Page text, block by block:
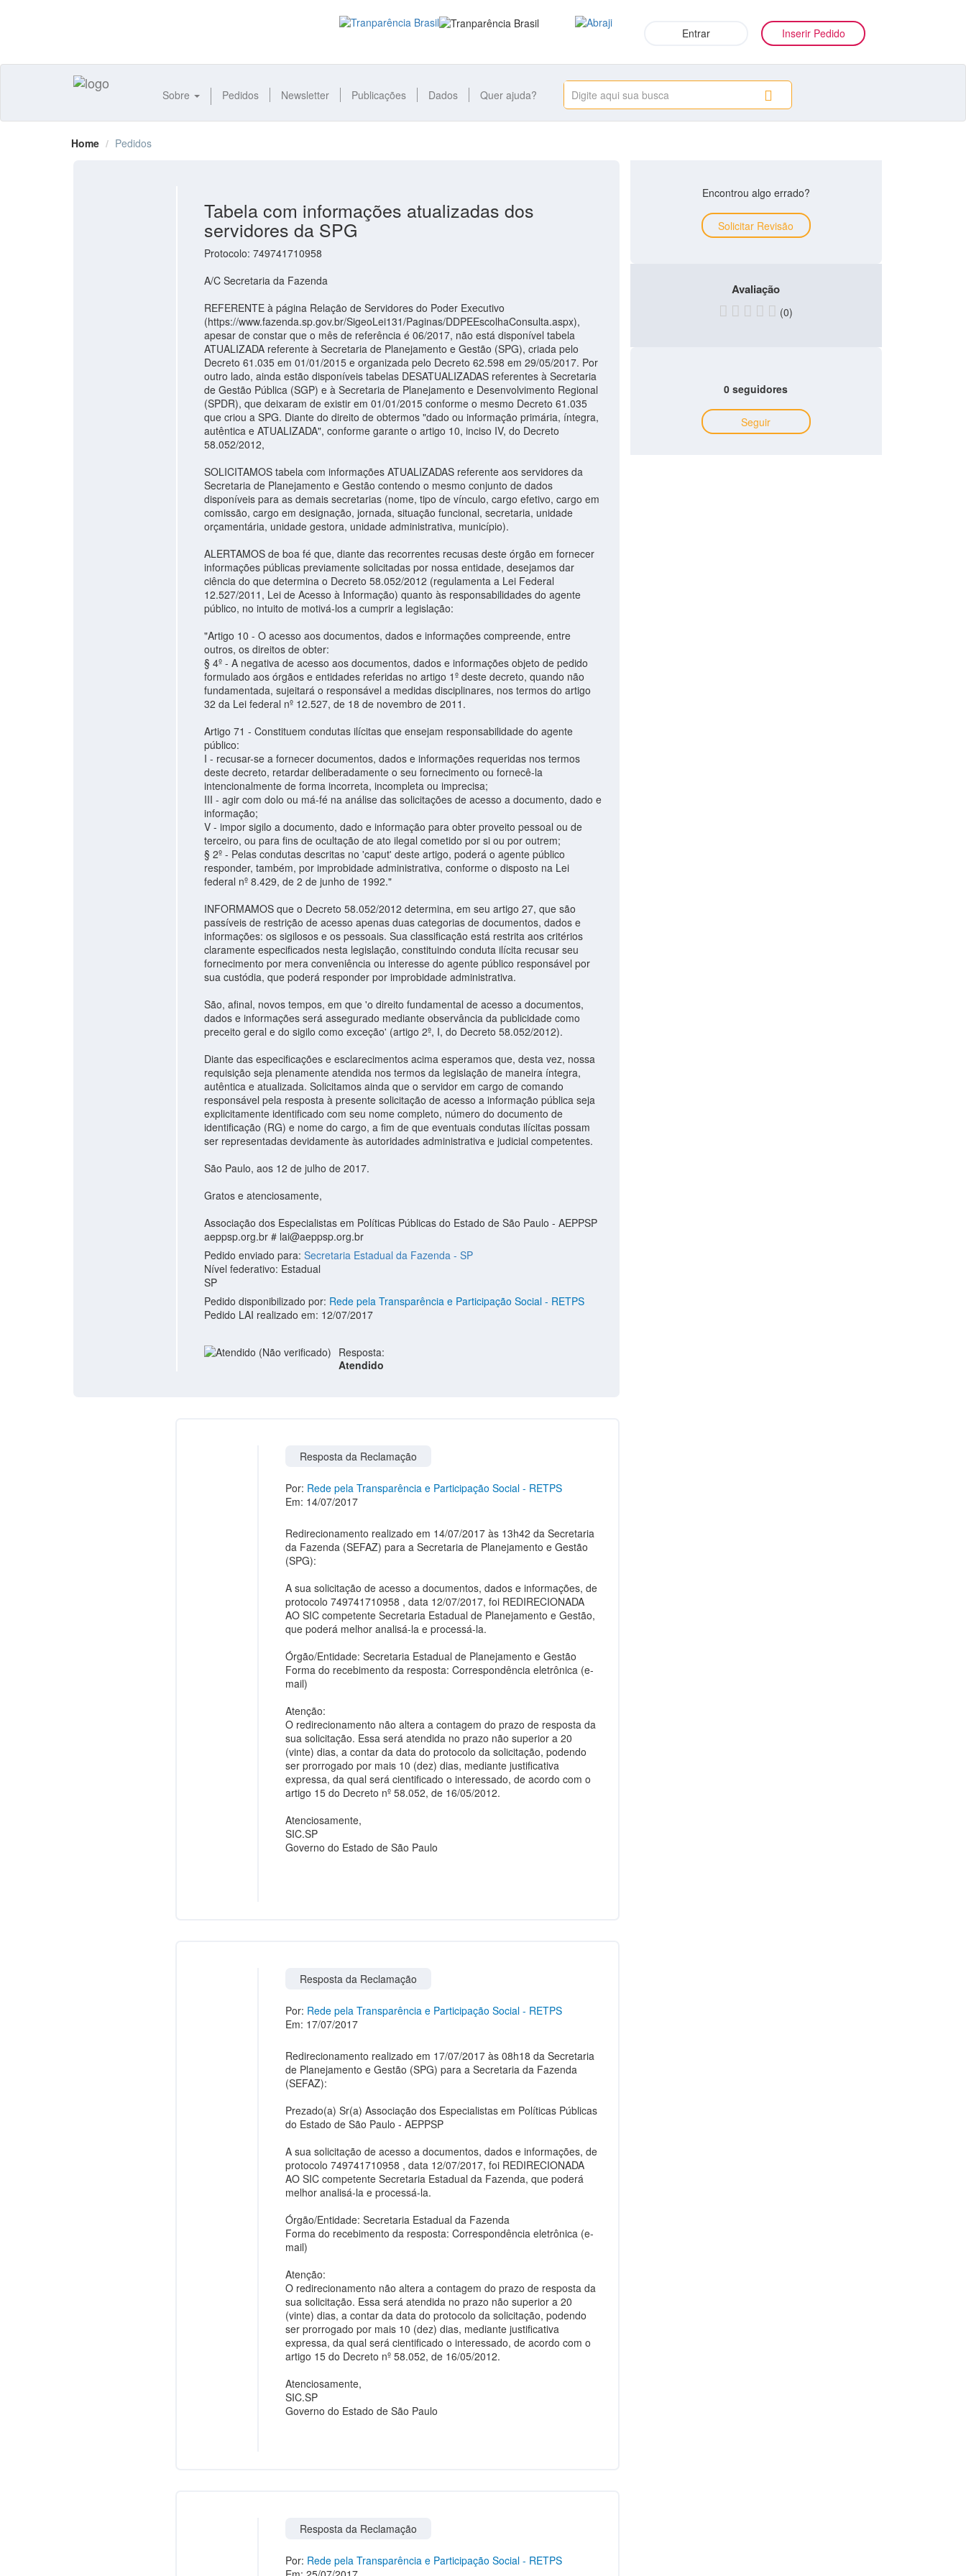
Entrar Inserir Pedido
Sobre Pedidos Newsletter Publicações Dados Quer ajuda?
Home Pedidos
Tabela com informações atualizadas dos
servidores da SPG
Protocolo: 749741710958
A/C Secretaria da Fazenda
REFERENTE à página Relação de Servidores do Poder Executivo
(https://www.fazenda.sp.gov.br/SigeoLei131/Paginas/DDPEEscolhaConsulta.aspx),
apesar de constar que o mês de referência é 06/2017, não está disponível tabela
ATUALIZADA referente à Secretaria de Planejamento e Gestão (SPG), criada pelo
Decreto 61.035 em 01/01/2015 e organizada pelo Decreto 62.598 em 29/05/2017. Por
outro lado, ainda estão disponíveis tabelas DESATUALIZADAS referentes à Secretaria
de Gestão Pública (SGP) e à Secretaria de Planejamento e Desenvolvimento Regional
(SPDR), que deixaram de existir em 01/01/2015 conforme o mesmo Decreto 61.035
que criou a SPG. Diante do direito de obtermos "dado ou informação primária, íntegra,
autêntica e ATUALIZADA", conforme garante o artigo 10, inciso IV, do Decreto
58.052/2012,
SOLICITAMOS tabela com informações ATUALIZADAS referente aos servidores da
Secretaria de Planejamento e Gestão contendo o mesmo conjunto de dados
disponíveis para as demais secretarias (nome, tipo de vínculo, cargo efetivo, cargo em
comissão, cargo em designação, jornada, situação funcional, secretaria, unidade
orçamentária, unidade gestora, unidade administrativa, município).
ALERTAMOS de boa fé que, diante das recorrentes recusas deste órgão em fornecer
informações públicas previamente solicitadas por nossa entidade, desejamos dar
ciência do que determina o Decreto 58.052/2012 (regulamenta a Lei Federal
12.527/2011, Lei de Acesso à Informação) quanto às responsabilidades do agente
público, no intuito de motivá-los a cumprir a legislação:
"Artigo 10 - O acesso aos documentos, dados e informações compreende, entre
outros, os direitos de obter:
§ 4º - A negativa de acesso aos documentos, dados e informações objeto de pedido
formulado aos órgãos e entidades referidas no artigo 1º deste decreto, quando não
fundamentada, sujeitará o responsável a medidas disciplinares, nos termos do artigo
32 da Lei federal nº 12.527, de 18 de novembro de 2011.
Artigo 71 - Constituem condutas ilícitas que ensejam responsabilidade do agente
público:
I - recusar-se a fornecer documentos, dados e informações requeridas nos termos
deste decreto, retardar deliberadamente o seu fornecimento ou fornecê-la
intencionalmente de forma incorreta, incompleta ou imprecisa;
III - agir com dolo ou má-fé na análise das solicitações de acesso a documento, dado e
informação;
V - impor sigilo a documento, dado e informação para obter proveito pessoal ou de
terceiro, ou para fins de ocultação de ato ilegal cometido por si ou por outrem;
§ 2º - Pelas condutas descritas no 'caput' deste artigo, poderá o agente público
responder, também, por improbidade administrativa, conforme o disposto na Lei
federal nº 8.429, de 2 de junho de 1992."
INFORMAMOS que o Decreto 58.052/2012 determina, em seu artigo 27, que são
passíveis de restrição de acesso apenas duas categorias de documentos, dados e
informações: os sigilosos e os pessoais. Sua classificação está restrita aos critérios
claramente especificados nesta legislação, constituindo conduta ilícita recusar seu
fornecimento por mera conveniência ou interesse do agente público responsável por
sua custódia, que poderá responder por improbidade administrativa.
São, afinal, novos tempos, em que 'o direito fundamental de acesso a documentos,
dados e informações será assegurado mediante observância da publicidade como
preceito geral e do sigilo como exceção' (artigo 2º, I, do Decreto 58.052/2012).
Diante das especificações e esclarecimentos acima esperamos que, desta vez, nossa
requisição seja plenamente atendida nos termos da legislação de maneira íntegra,
autêntica e atualizada. Solicitamos ainda que o servidor em cargo de comando
responsável pela resposta à presente solicitação de acesso a informação pública seja
explicitamente identificado com seu nome completo, número do documento de
identificação (RG) e nome do cargo, a fim de que eventuais condutas ilícitas possam
ser representadas devidamente às autoridades administrativa e judicial competentes.
São Paulo, aos 12 de julho de 2017.
Gratos e atenciosamente,
Associação dos Especialistas em Políticas Públicas do Estado de São Paulo - AEPPSP
aeppsp.org.br # lai@aeppsp.org.br
Pedido enviado para: Secretaria Estadual da Fazenda - SP
Nível federativo: Estadual
SP
Pedido disponibilizado por: Rede pela Transparência e Participação Social - RETPS
Pedido LAI realizado em: 12/07/2017
Resposta:
Atendido
Resposta da Reclamação
Por: Rede pela Transparência e Participação Social - RETPS
Em: 14/07/2017
Redirecionamento realizado em 14/07/2017 às 13h42 da Secretaria
da Fazenda (SEFAZ) para a Secretaria de Planejamento e Gestão
(SPG):
A sua solicitação de acesso a documentos, dados e informações, de
protocolo 749741710958 , data 12/07/2017, foi REDIRECIONADA
AO SIC competente Secretaria Estadual de Planejamento e Gestão,
que poderá melhor analisá-la e processá-la.
Órgão/Entidade: Secretaria Estadual de Planejamento e Gestão
Forma do recebimento da resposta: Correspondência eletrônica (e-
mail)
Atenção:
O redirecionamento não altera a contagem do prazo de resposta da
sua solicitação. Essa será atendida no prazo não superior a 20
(vinte) dias, a contar da data do protocolo da solicitação, podendo
ser prorrogado por mais 10 (dez) dias, mediante justificativa
expressa, da qual será cientificado o interessado, de acordo com o
artigo 15 do Decreto nº 58.052, de 16/05/2012.
Atenciosamente,
SIC.SP
Governo do Estado de São Paulo
Resposta da Reclamação
Por: Rede pela Transparência e Participação Social - RETPS
Em: 17/07/2017
Redirecionamento realizado em 17/07/2017 às 08h18 da Secretaria
de Planejamento e Gestão (SPG) para a Secretaria da Fazenda
(SEFAZ):
Prezado(a) Sr(a) Associação dos Especialistas em Políticas Públicas
do Estado de São Paulo - AEPPSP
A sua solicitação de acesso a documentos, dados e informações, de
protocolo 749741710958 , data 12/07/2017, foi REDIRECIONADA
AO SIC competente Secretaria Estadual da Fazenda, que poderá
melhor analisá-la e processá-la.
Órgão/Entidade: Secretaria Estadual da Fazenda
Forma do recebimento da resposta: Correspondência eletrônica (e-
mail)
Atenção:
O redirecionamento não altera a contagem do prazo de resposta da
sua solicitação. Essa será atendida no prazo não superior a 20
(vinte) dias, a contar da data do protocolo da solicitação, podendo
ser prorrogado por mais 10 (dez) dias, mediante justificativa
expressa, da qual será cientificado o interessado, de acordo com o
artigo 15 do Decreto nº 58.052, de 16/05/2012.
Atenciosamente,
SIC.SP
Governo do Estado de São Paulo
Resposta da Reclamação
Por: Rede pela Transparência e Participação Social - RETPS
Encontrou algo errado?
Solicitar Revisão
Avaliação
(0)
0 seguidores
Seguir